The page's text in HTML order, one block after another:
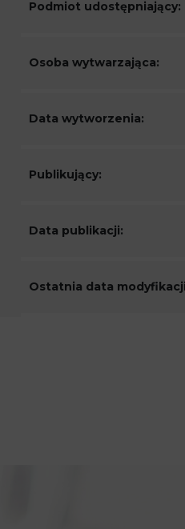
Podmiot udostępniający:
Osoba wytwarzająca:
Data wytworzenia:
Publikujący:
Data publikacji:
Ostatnia data